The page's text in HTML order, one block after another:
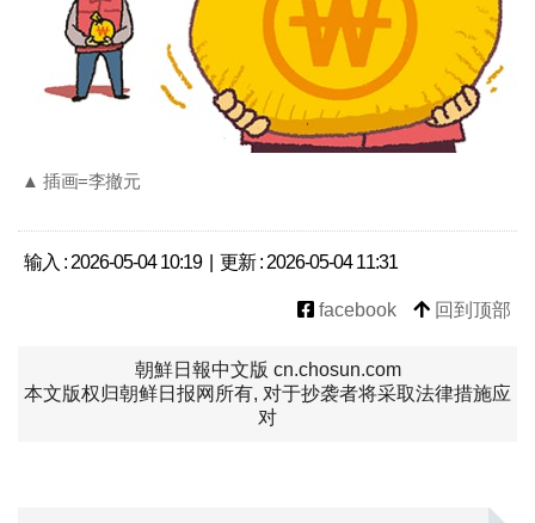
▲ 插画=李撤元
输入 : 2026-05-04 10:19 | 更新 : 2026-05-04 11:31
facebook 回到顶部
朝鮮日報中文版 cn.chosun.com
本文版权归朝鲜日报网所有, 对于抄袭者将采取法律措施应
对